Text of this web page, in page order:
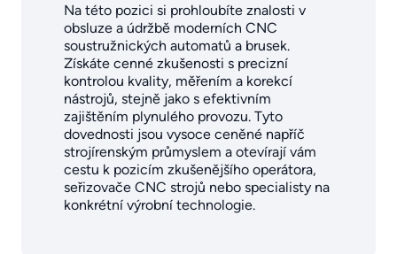
Na této pozici si prohloubíte znalosti v
obsluze a údržbě moderních CNC
soustružnických automatů a brusek.
Získáte cenné zkušenosti s precizní
kontrolou kvality, měřením a korekcí
nástrojů, stejně jako s efektivním
zajištěním plynulého provozu. Tyto
dovednosti jsou vysoce ceněné napříč
strojírenským průmyslem a otevírají vám
cestu k pozicím zkušenějšího operátora,
seřizovače CNC strojů nebo specialisty na
konkrétní výrobní technologie.